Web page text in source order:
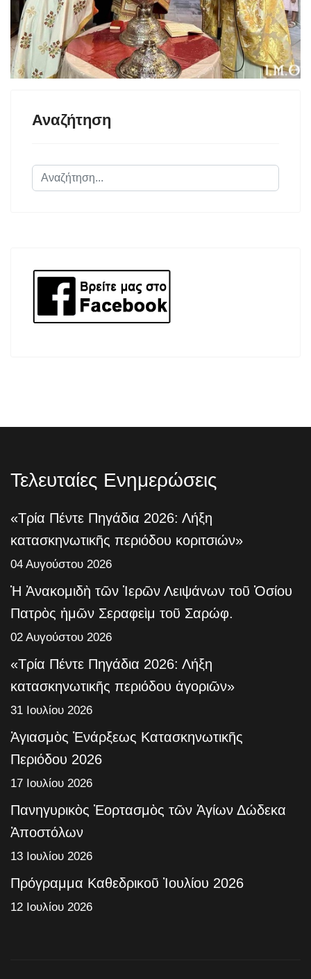
Αναζήτηση
Αναζήτηση...
Τελευταίες Ενημερώσεις
«Τρία Πέντε Πηγάδια 2026: Λήξη
κατασκηνωτικῆς περιόδου κοριτσιών»
04 Αυγούστου 2026
Ἡ Ἀνακομιδὴ τῶν Ἱερῶν Λειψάνων τοῦ Ὁσίου
Πατρὸς ἡμῶν Σεραφεὶμ τοῦ Σαρώφ.
02 Αυγούστου 2026
«Τρία Πέντε Πηγάδια 2026: Λήξη
κατασκηνωτικῆς περιόδου ἀγοριῶν»
31 Ιουλίου 2026
Ἁγιασμὸς Ἐνάρξεως Κατασκηνωτικῆς
Περιόδου 2026
17 Ιουλίου 2026
Πανηγυρικὸς Ἑορτασμὸς τῶν Ἁγίων Δώδεκα
Ἀποστόλων
13 Ιουλίου 2026
Πρόγραμμα Καθεδρικοῦ Ἰουλίου 2026
12 Ιουλίου 2026